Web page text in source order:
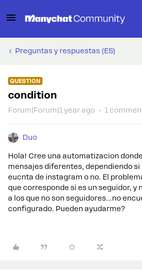
Preguntas y respuestas (ES)
QUESTION
condition
Forum|Forum|1 year ago 1
Duo
Hola! Cree una automatizacion
mensajes diferentes, dependiendo si
eucnta de instagram o no. El
que corresponde si es un seguidor, y
a los que no son seguidores...no
configurado. Pueden ayudarme?